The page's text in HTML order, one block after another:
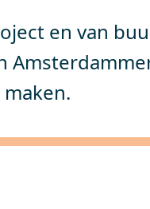
en van